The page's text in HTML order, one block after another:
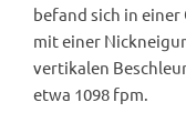
befand sich in einer
mit einer
vertikalen
etwa 1098 fpm.